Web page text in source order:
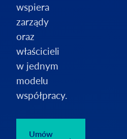
wspiera
zarządy
oraz
właścicieli
w jednym
modelu
współpracy.
Umów